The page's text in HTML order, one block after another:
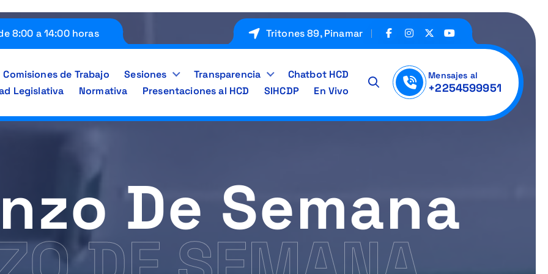
8:00 a 14:00 horas Tritones 89, Pinamar
Comisiones de Trabajo Sesiones Transparencia
Chatbot HCD
Legislativa
Normativa Presentaciones al HCD SIHCDP En Vivo
Mensajes al
+2254599951
De Semana